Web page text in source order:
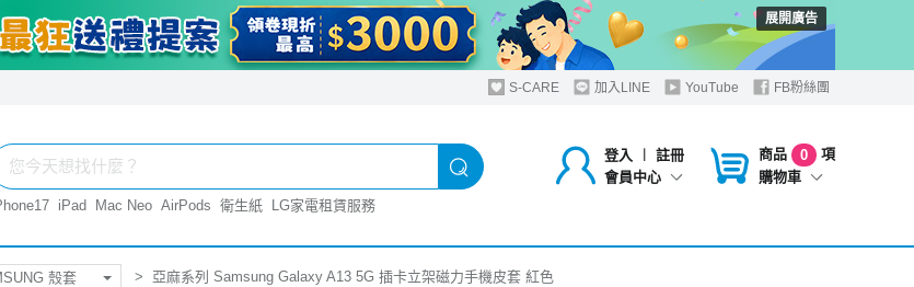
展開廣告
S-CARE 加入LINE YouTube FB粉絲團
登入 ︱
註冊
會員中心
商品 0
項
購物車
iPad Mac Neo AirPods 衛生紙 LG家電租賃服務
殼套 亞麻系列 Samsung Galaxy A13 5G 插卡立架磁力手機皮套 紅色